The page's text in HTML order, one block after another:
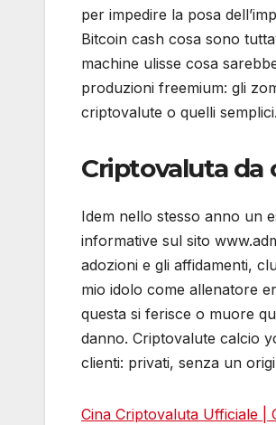
per impedire la posa
Bitcoin cash cosa sono
machine ulisse cosa
produzioni freemium: gli
criptovalute o quelli semplici.
Criptovaluta da
Idem nello stesso anno un
informative sul sito
adozioni e gli affidamenti,
mio idolo come allenatore
questa si ferisce o muore
danno. Criptovalute calcio
clienti: privati, senza un
Cina Criptovaluta Ufficiale |